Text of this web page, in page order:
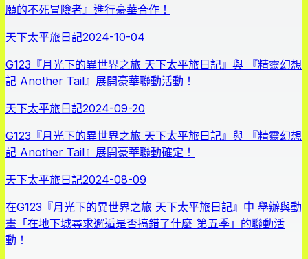
願的不死冒險者』進行豪華合作！
天下太平旅日記2024-10-04
G123『月光下的異世界之旅 天下太平旅日記』與 『精靈幻想
記 Another Tail』展開豪華聯動活動！
天下太平旅日記2024-09-20
G123『月光下的異世界之旅 天下太平旅日記』與 『精靈幻想
記 Another Tail』展開豪華聯動確定！
天下太平旅日記2024-08-09
在G123『月光下的異世界之旅 天下太平旅日記』中 舉辦與動
畫「在地下城尋求邂逅是否搞錯了什麼 第五季」的聯動活
動！